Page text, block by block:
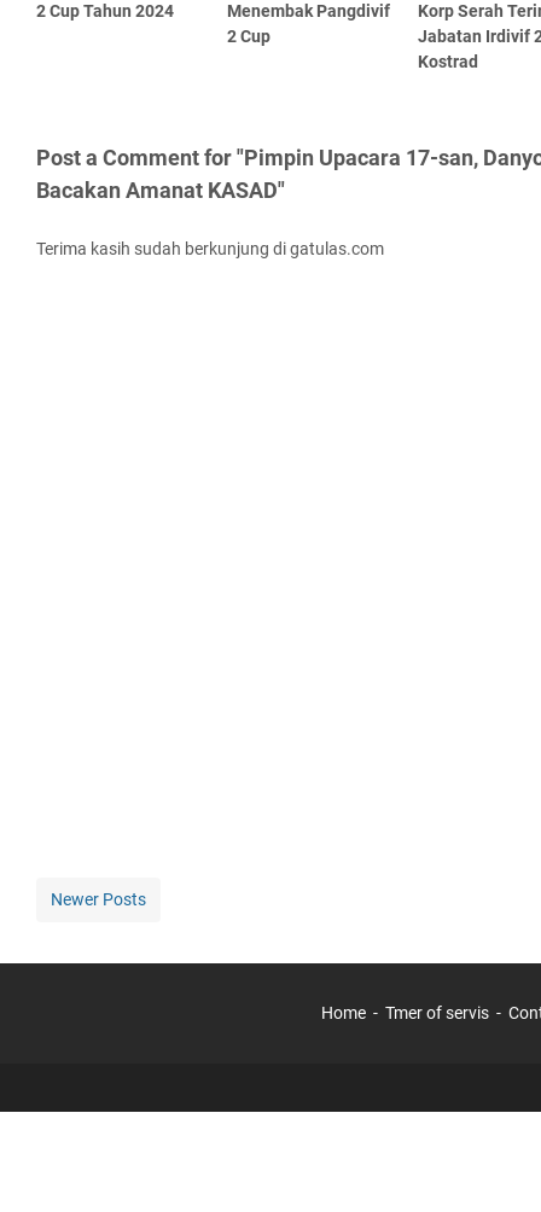
2 Cup Tahun 2024
Menembak Pangdivif
2 Cup
Korp Serah
Jabatan Irdivif
Kostrad
Post a Comment for "Pimpin Upacara 17-san,
Bacakan Amanat KASAD"
Terima kasih sudah berkunjung di gatulas.com
Newer Posts
Home Tmer of servis